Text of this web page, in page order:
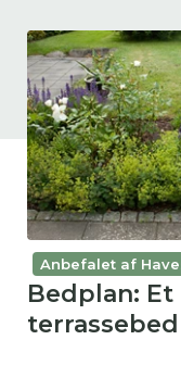
Anbefalet af
Bedplan: Et
terrassebed